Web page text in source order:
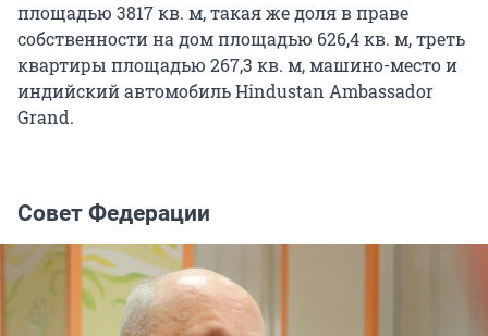
площадью 3817 кв. м, такая же доля в праве
собственности на дом площадью 626,4 кв. м, треть
квартиры площадью 267,3 кв. м, машино-место и
индийский автомобиль Hindustan Ambassador
Grand.
Совет Федерации